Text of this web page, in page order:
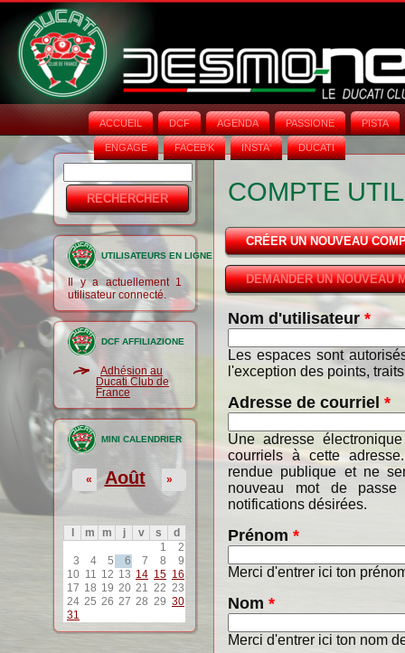
ACCUEIL DCF AGENDA PASSIONE PISTA
ENGAGE FACEB'K INSTA‘ DUCATI
Formulaire
de
recherche
UTILISATEURS EN LIGNE
Il y a actuellement 1
utilisateur connecté.
DCF AFFILIAZIONE
Adhésion au
Ducati Club de
France
MINI CALENDRIER
Août
« »
m m j v s
d
1
2
3
4 5 6 7 8
9
10 11 12 13 14 15 16
17 18 19 20 21 22 23
24 25 26 27 28 29 30
31
COMPTE
CRÉER UN NOUVEAU
DEMANDER UN NOUVEAU
Nom d'utilisateur *
Les espaces sont
l'exception des points,
Adresse de courriel *
Une adresse
courriels à cette
rendue publique et ne
nouveau mot de
notifications désirées.
Prénom *
Merci d'entrer ici ton
Nom *
Merci d'entrer ici ton nom